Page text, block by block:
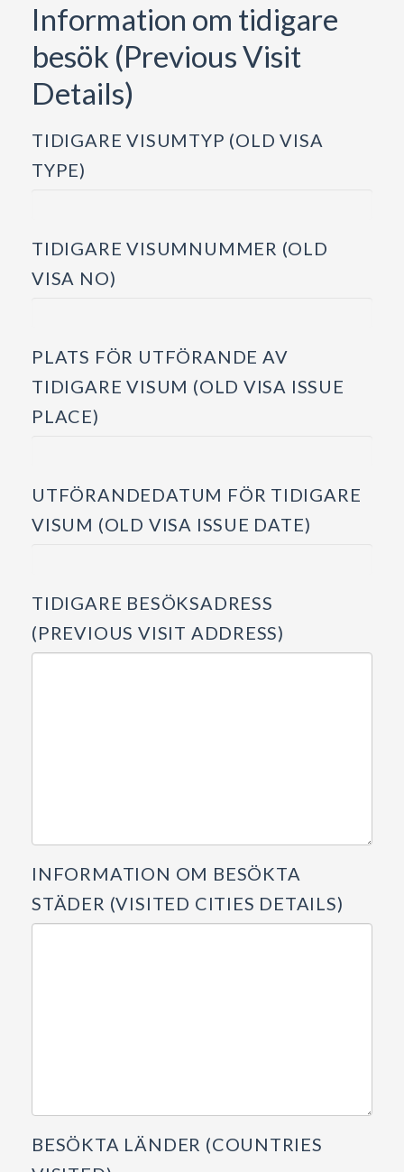
Information om tidigare
besök (Previous Visit
Details)
TIDIGARE VISUMTYP (OLD VISA
TYPE)
TIDIGARE VISUMNUMMER (OLD
VISA NO)
PLATS FÖR UTFÖRANDE AV
TIDIGARE VISUM (OLD VISA ISSUE
PLACE)
UTFÖRANDEDATUM FÖR TIDIGARE
VISUM (OLD VISA ISSUE DATE)
TIDIGARE BESÖKSADRESS
(PREVIOUS VISIT ADDRESS)
INFORMATION OM BESÖKTA
STÄDER (VISITED CITIES DETAILS)
BESÖKTA LÄNDER (COUNTRIES